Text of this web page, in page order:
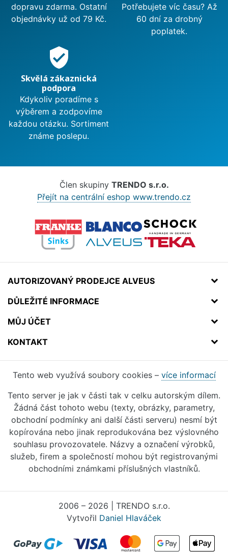
dopravu zdarma. Ostatní
objednávky už od 79 Kč.
Potřebujete víc času? Až
60 dní za drobný
poplatek.
verified_user
Skvělá zákaznická
podpora
Kdykoliv poradíme s
výběrem a zodpovíme
každou otázku. Sortiment
známe poslepu.
Člen skupiny TRENDO s.r.o.
Přejít na centrální eshop www.trendo.cz
AUTORIZOVANÝ PRODEJCE ALVEUS
DŮLEŽITÉ INFORMACE
MŮJ ÚČET
KONTAKT
Tento web využívá soubory cookies – více informací
Tento server je jak v části tak v celku autorským dílem.
Žádná část tohoto webu (texty, obrázky, parametry,
obchodní podmínky ani další části serveru) nesmí být
kopírována nebo jinak reprodukována bez výslovného
souhlasu provozovatele. Názvy a označení výrobků,
služeb, firem a společností mohou být registrovanými
obchodními známkami příslušných vlastníků.
2006 – 2026 | TRENDO s.r.o.
Vytvořil Daniel Hlaváček